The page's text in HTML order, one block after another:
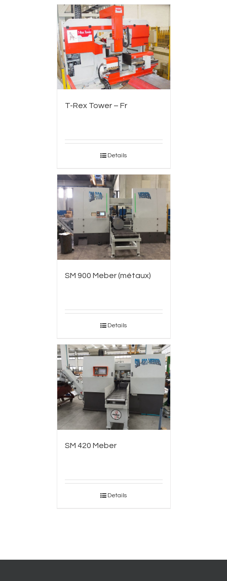
T-Rex Tower – Fr
Details
SM 900 Meber (métaux)
Details
SM 420 Meber
Details